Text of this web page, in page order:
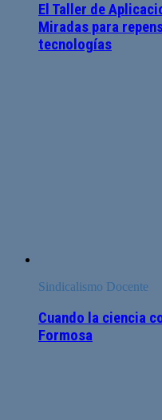
El Taller de
Miradas para
tecnologías
Sindicalismo Docente
Cuando la ciencia
Formosa